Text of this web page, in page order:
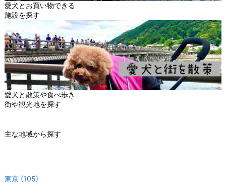
愛犬とお買い物できる
施設を探す
愛犬と散策や食べ歩き
街や観光地を探す
主な地域から探す
東京 (105)